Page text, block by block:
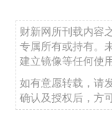
财新网所刊载内容
专属所有或持有。
建立镜像等任何使用
如有意愿转载，请
确认及授权后，方